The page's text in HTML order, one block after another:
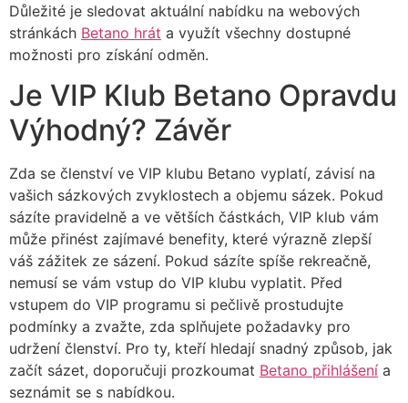
Důležité je sledovat aktuální nabídku na webových
stránkách Betano hrát a využít všechny dostupné
možnosti pro získání odměn.
Je VIP Klub Betano Opravdu
Výhodný? Závěr
Zda se členství ve VIP klubu Betano vyplatí, závisí na
vašich sázkových zvyklostech a objemu sázek. Pokud
sázíte pravidelně a ve větších částkách, VIP klub vám
může přinést zajímavé benefity, které výrazně zlepší
váš zážitek ze sázení. Pokud sázíte spíše rekreačně,
nemusí se vám vstup do VIP klubu vyplatit. Před
vstupem do VIP programu si pečlivě prostudujte
podmínky a zvažte, zda splňujete požadavky pro
udržení členství. Pro ty, kteří hledají snadný způsob, jak
začít sázet, doporučuji prozkoumat Betano přihlášení a
seznámit se s nabídkou.